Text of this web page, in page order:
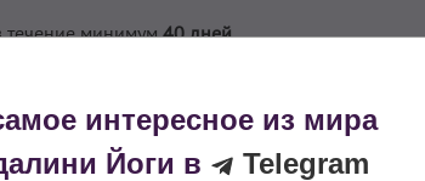
течение минимум40 дней.
интересное из мира
Йоги в
Telegram